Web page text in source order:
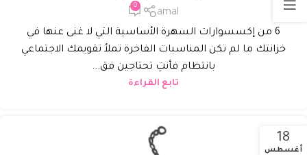
amal
0
6 من إكسسوارات السهرة الأساسية التي لا غنى عنها في
خزانتك ما لم تكن المناسبات الفاخرة تملأ تقويمك الاجتماعي
بانتظام فأنتِ تحتاجين فق...
تابع القراءة
18
أغسطس